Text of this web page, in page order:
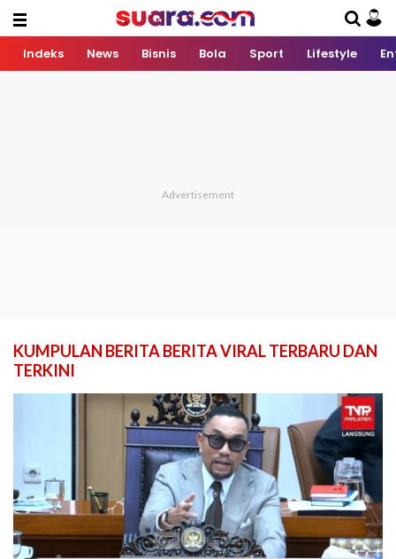
Indeks News Bisnis Bola Sport Lifestyle
KUMPULAN BERITA BERITA VIRAL TERBARU DAN
TERKINI